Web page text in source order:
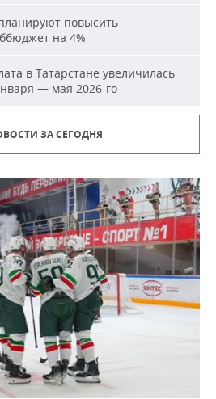
повысить
на 4%
в Татарстане увеличилась
— мая 2026-го
ЗА СЕГОДНЯ